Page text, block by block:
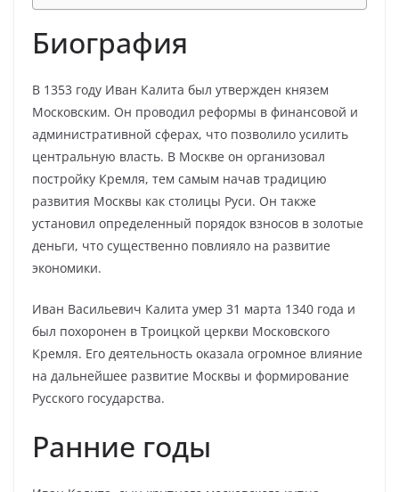
Биография
В 1353 году Иван Калита был утвержден князем
Московским. Он проводил реформы в финансовой и
административной сферах, что позволило усилить
центральную власть. В Москве он организовал
постройку Кремля, тем самым начав традицию
развития Москвы как столицы Руси. Он также
установил определенный порядок взносов в золотые
деньги, что существенно повлияло на развитие
экономики.
Иван Васильевич Калита умер 31 марта 1340 года и
был похоронен в Троицкой церкви Московского
Кремля. Его деятельность оказала огромное влияние
на дальнейшее развитие Москвы и формирование
Русского государства.
Ранние годы